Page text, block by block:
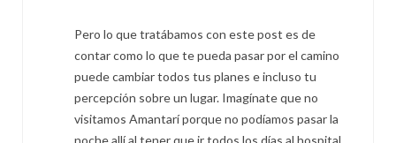
Pero lo que tratábamos con este post es de
contar como lo que te pueda pasar por el camino
puede cambiar todos tus planes e incluso tu
percepción sobre un lugar. Imagínate que no
visitamos Amantarí porque no podíamos pasar la
noche allí al tener que ir todos los días al hospital